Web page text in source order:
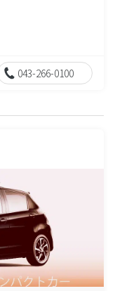
043-266-0100